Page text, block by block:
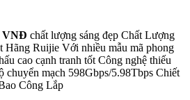
VNĐ chất lượng sáng đẹp Chất Lượng
Hãng Ruijie Với nhiều mẫu mã phong
cao cạnh tranh tốt Công nghệ thiếu
chuyển mạch 598Gbps/5.98Tbps Chiết
Công Lắp